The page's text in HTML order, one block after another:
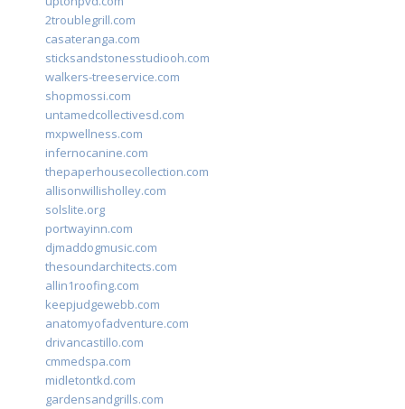
2troublegrill.com
casateranga.com
sticksandstonesstudiooh.com
walkers-treeservice.com
shopmossi.com
untamedcollectivesd.com
mxpwellness.com
infernocanine.com
thepaperhousecollection.com
allisonwillisholley.com
solslite.org
portwayinn.com
djmaddogmusic.com
thesoundarchitects.com
allin1roofing.com
keepjudgewebb.com
anatomyofadventure.com
drivancastillo.com
cmmedspa.com
midletontkd.com
gardensandgrills.com